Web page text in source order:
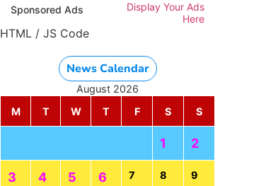
Sponsored Ads
Display Your Ads
Here
HTML / JS Code
News Calendar
August 2026
M
T W T F S S
1 2
3 4 5 6 7 8 9